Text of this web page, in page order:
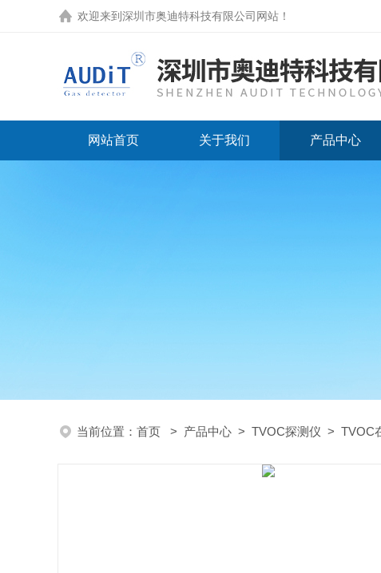
欢迎来到 深圳市奥迪特科技有限公司网站 ！
网站首页 关于我们 产品中心
当前位置： 首页 > 产品中心 > TVOC探测仪 > TVOC